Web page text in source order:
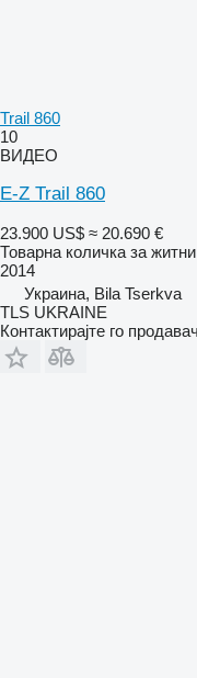
Trail 860
10
ВИДЕО
E-Z Trail 860
23.900 US$ ≈ 20.690 €
Товарна количка за
2014
Украина, Bila Tserkva
TLS UKRAINE
Контактирајте го